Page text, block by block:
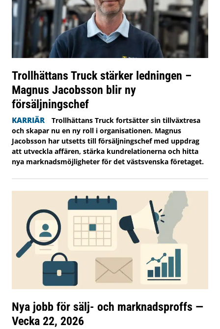
Trollhättans Truck stärker ledningen –
Magnus Jacobsson blir ny
försäljningschef
KARRIÄR
Trollhättans Truck fortsätter sin tillväxtresa
och skapar nu en ny roll i organisationen. Magnus
Jacobsson har utsetts till försäljningschef med uppdrag
att utveckla affären, stärka kundrelationerna och hitta
nya marknadsmöjligheter för det västsvenska företaget.
Nya jobb för sälj- och marknadsproffs —
Vecka 22, 2026